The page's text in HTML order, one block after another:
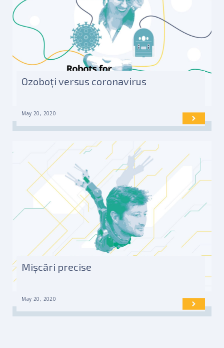
Ozoboți versus coronavirus
May 20, 2020
Mișcări precise
May 20, 2020